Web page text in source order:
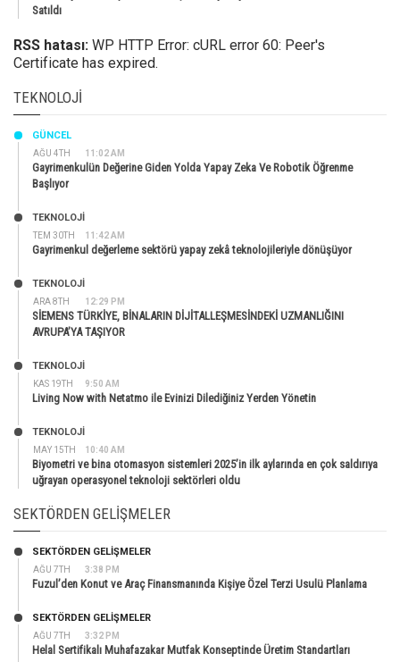
Satıldı
RSS hatası: WP HTTP Error: cURL error 60: Peer's
Certificate has expired.
TEKNOLOJI
AĞU 4TH 11:02 AM
GÜNCEL
Gayrimenkulün Değerine Giden Yolda Yapay Zeka Ve Robotik Öğrenme
Başlıyor
TEM 30TH 11:42 AM
TEKNOLOJİ
Gayrimenkul değerleme sektörü yapay zekâ teknolojileriyle dönüşüyor
ARA 8TH 12:29 PM
TEKNOLOJİ
SİEMENS TÜRKİYE, BİNALARIN DİJİTALLEŞMESİNDEKİ UZMANLIĞINI
AVRUPA’YA TAŞIYOR
KAS 19TH 9:50 AM
TEKNOLOJİ
Living Now with Netatmo ile Evinizi Dilediğiniz Yerden Yönetin
MAY 15TH 10:40 AM
TEKNOLOJİ
Biyometri ve bina otomasyon sistemleri 2025’in ilk aylarında en çok saldırıya
uğrayan operasyonel teknoloji sektörleri oldu
SEKTÖRDEN GELIŞMELER
AĞU 7TH 3:38 PM
SEKTÖRDEN GELIŞMELER
Fuzul’den Konut ve Araç Finansmanında Kişiye Özel Terzi Usulü Planlama
AĞU 7TH 3:32 PM
SEKTÖRDEN GELIŞMELER
Helal Sertifikalı Muhafazakar Mutfak Konseptinde Üretim Standartları